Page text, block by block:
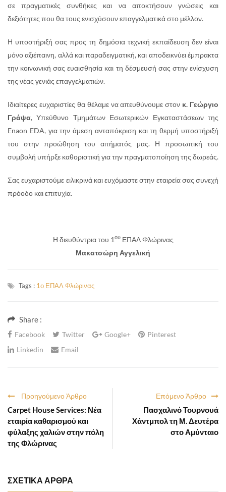
σε πραγματικές συνθήκες και να αποκτήσουν γνώσεις και
δεξιότητες που θα τους ενισχύσουν επαγγελματικά στο μέλλον.
Η υποστήριξή σας προς τη δημόσια τεχνική εκπαίδευση δεν είναι
μόνο αξιέπαινη, αλλά και παραδειγματική, και αποδεικνύει έμπρακτα
την κοινωνική σας ευαισθησία και τη δέσμευσή σας στην ενίσχυση
της νέας γενιάς επαγγελματιών.
Ιδιαίτερες ευχαριστίες θα θέλαμε να απευθύνουμε στον κ. Γεώργιο
Γράψα, Υπεύθυνο Τμημάτων Εσωτερικών Εγκαταστάσεων της
Enaon EDA, για την άμεση ανταπόκριση και τη θερμή υποστήριξή
του στην προώθηση του αιτήματός μας. Η προσωπική του
συμβολή υπήρξε καθοριστική για την πραγματοποίηση της δωρεάς.
Σας ευχαριστούμε ειλικρινά και ευχόμαστε στην εταιρεία σας συνεχή
πρόοδο και επιτυχία.
Η διευθύντρια του 1ουΕΠΑΛ Φλώρινας
Μακατσώρη Αγγελική
Tags : 1ο ΕΠΑΛ Φλώρινας
Share :
Facebook Twitter Google+
Pinterest
Linkedin
Email
Επόμενο Άρθρο
Πασχαλινό Τουρνουά
Χάντμπολ τη Μ. Δευτέρα
στο Αμύνταιο
Προηγούμενο Άρθρο
Carpet House Services: Νέα
εταιρία καθαρισμού και
φύλαξης χαλιών στην πόλη
της Φλώρινας
ΣΧΕΤΙΚΑ ΑΡΘΡΑ